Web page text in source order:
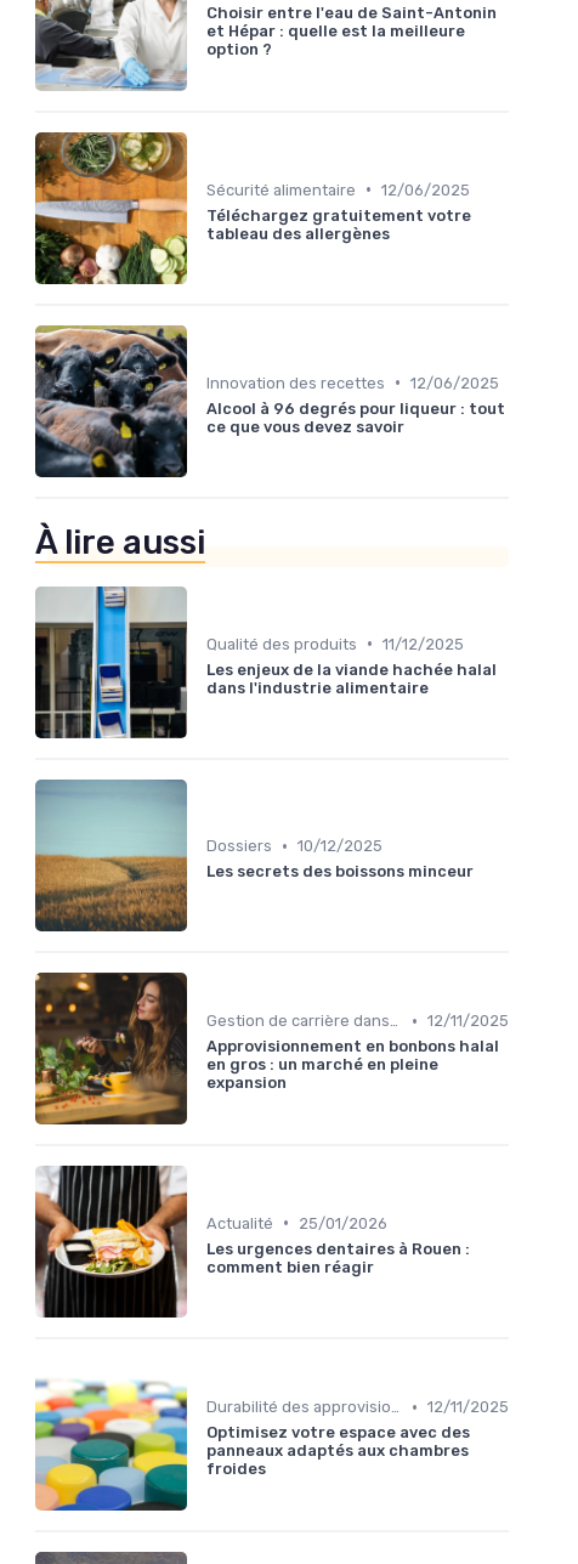
Choisir entre l'eau de Saint-Antonin
et Hépar : quelle est la meilleure
option ?
Sécurité alimentaire • 12/06/2025
Téléchargez gratuitement votre
tableau des allergènes
Innovation des recettes • 12/06/2025
Alcool à 96 degrés pour liqueur : tout
ce que vous devez savoir
À lire aussi
Qualité des produits • 11/12/2025
Les enjeux de la viande hachée halal
dans l'industrie alimentaire
Dossiers • 10/12/2025
Les secrets des boissons minceur
Gestion de carrière dans la food • 12/11/2025
Approvisionnement en bonbons halal
en gros : un marché en pleine
expansion
Actualité •
25/01/2026
Les urgences dentaires à Rouen :
comment bien réagir
Durabilité des approvisionnement • 12/11/2025
Optimisez votre espace avec des
panneaux adaptés aux chambres
froides